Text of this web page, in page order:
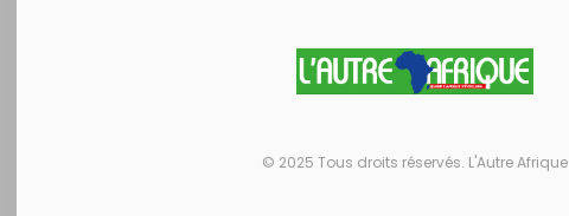
© 2025 Tous droits réservés. L'Autre Afrique